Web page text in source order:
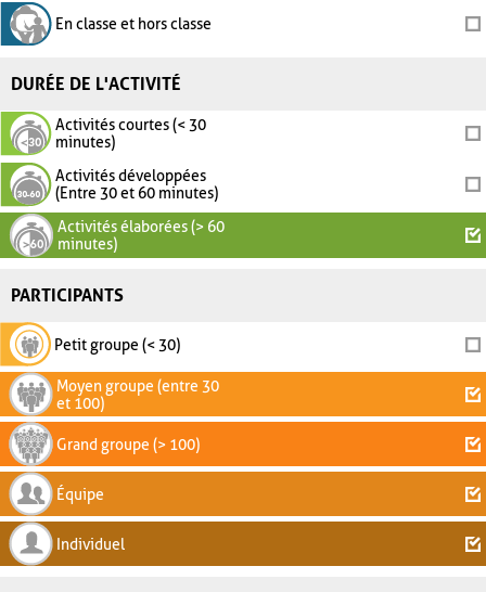
En classe et hors classe
DURÉE DE L'ACTIVITÉ
Activités courtes (< 30
minutes)
Activités développées
(Entre 30 et 60 minutes)
Activités élaborées (> 60
minutes)
PARTICIPANTS
Petit groupe (< 30)
Moyen groupe (entre 30
et 100)
Grand groupe (> 100)
Équipe
Individuel